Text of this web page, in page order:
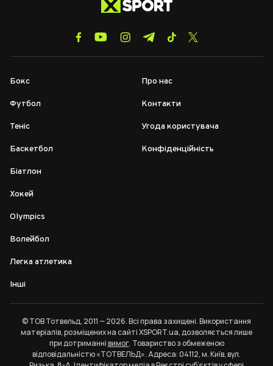
Бокс
Футбол
Теніс
Баскетбол
Біатлон
Хокей
Olympics
Волейбол
Легка атлетика
Інші
Про нас
Контакти
Угода користувача
Конфіденційність
© ТОВ Тотвельд, 2011 — 2026. Всі права захищені. Використання
матеріалів, розміщених на сайті XSPORT.ua, дозволяється лише
при дотриманнівимог. Товариство з обмеженою
відповідальністю «ТОТВЕЛЬД». Адреса: 04112, м. Київ, вул.